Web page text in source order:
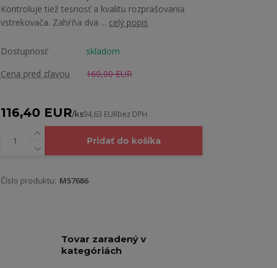
Kontroluje tiež tesnosť a kvalitu rozprašovania
vstrekovača. Zahŕňa dva ... celý popis
Dostupnosť
skladom
Cena pred zľavou
160,00 EUR
116,40 EUR/ks94,63 EURbez DPH
Pridať do košíka
Číslo produktu: M57686
Tovar zaradený v
kategóriách